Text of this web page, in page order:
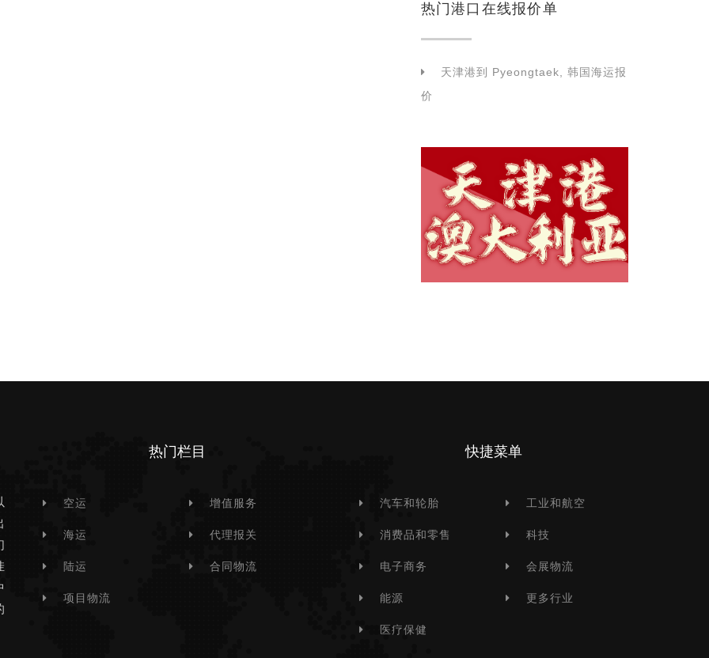
热门港口在线报价单
天津港到 Pyeongtaek, 韩国海运报
价
热门栏目
空运
海运
陆运
项目物流
增值服务
代理报关
合同物流
快捷菜单
汽车和轮胎
消费品和零售
电子商务
能源
医疗保健
工业和航空
科技
会展物流
更多行业